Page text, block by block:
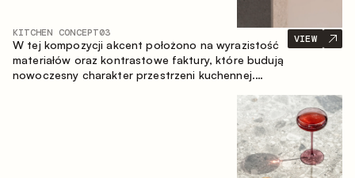
KITCHEN CONCEPT03
W tej kompozycji akcent położono na wyrazistość
materiałów oraz kontrastowe faktury, które budują
nowoczesny charakter przestrzeni kuchennej.
nasyconą, taktylną kompozycję, w której każdy
VIEW